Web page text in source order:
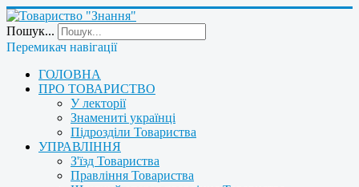
Пошук...
Перемикач навігації
ГОЛОВНА
ПРО ТОВАРИСТВО
У лекторії
Знамениті українці
Підрозділи Товариства
УПРАВЛІННЯ
З'їзд Товариства
Правління Товариства